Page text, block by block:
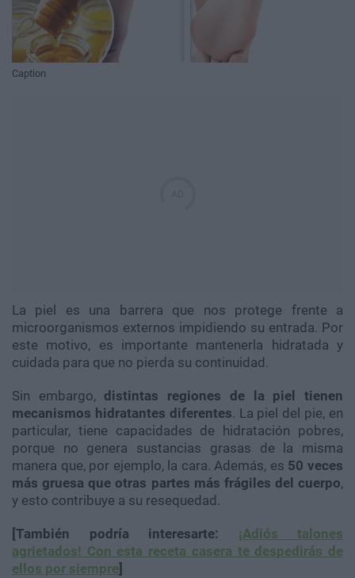
Caption
La piel es una barrera que nos protege frente a
microorganismos externos impidiendo su entrada. Por
este motivo, es importante mantenerla hidratada y
cuidada para que no pierda su continuidad.
Sin embargo, distintas regiones de la piel tienen
mecanismos hidratantes diferentes. La piel del pie, en
particular, tiene capacidades de hidratación pobres,
porque no genera sustancias grasas de la misma
manera que, por ejemplo, la cara. Además, es 50 veces
más gruesa que otras partes más frágiles del cuerpo,
y esto contribuye a su resequedad.
[También podría interesarte: ¡Adiós talones
agrietados! Con esta receta casera te despedirás de
ellos por siempre]